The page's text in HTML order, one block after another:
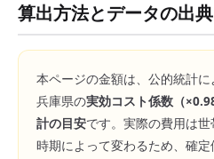
算出方法とデータの出典
本ページの金額は、公的統計に
兵庫県の実効コスト係数（×
計の目安です。実際の費用は
時期によって変わるため、確